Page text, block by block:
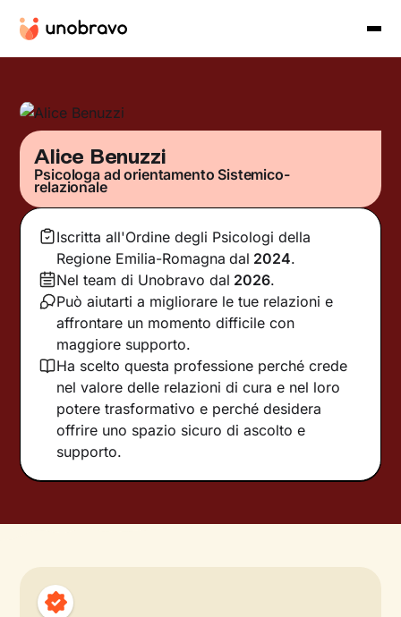
Alice Benuzzi
Psicologa ad orientamento Sistemico-
relazionale
Iscritta all'Ordine degli Psicologi della
Regione Emilia-Romagna dal 2024.
Nel team di Unobravo dal 2026.
Può aiutarti a migliorare le tue relazioni e
affrontare un momento difficile con
maggiore supporto.
Ha scelto questa professione perché crede
nel valore delle relazioni di cura e nel loro
potere trasformativo e perché desidera
offrire uno spazio sicuro di ascolto e
supporto.